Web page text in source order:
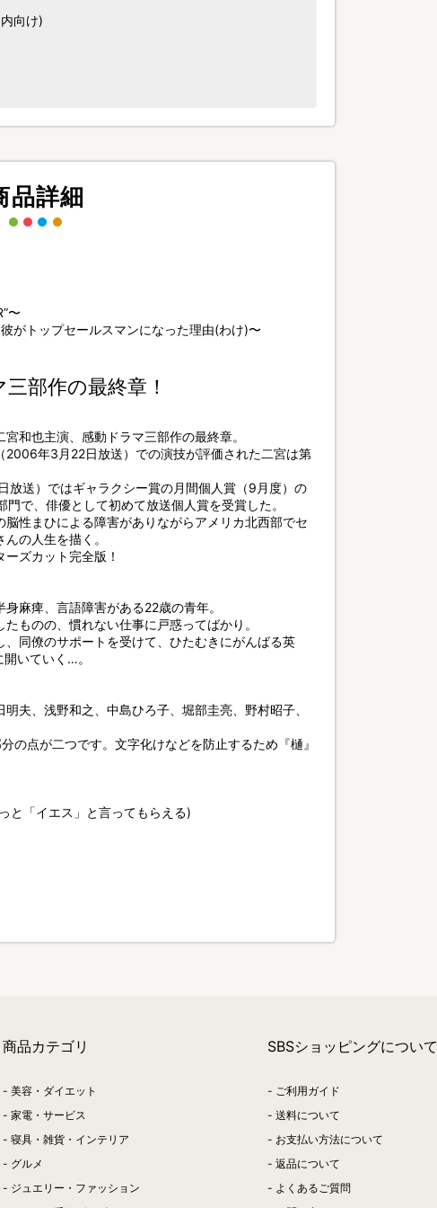
向け)
品詳細
〜
がトップセールスマンになった理由(わけ)〜
部作の最終章！
和也主演、感動ドラマ三部作の最終章。
2006年3月22日放送）での演技が評価された二宮は第
送）ではギャラクシー賞の月間個人賞（9月度）の
で、俳優として初めて放送個人賞を受賞した。
性まひによる障害がありながらアメリカ北西部でセ
の人生を描く。
ズカット完全版！
麻痺、言語障害がある22歳の青年。
ものの、慣れない仕事に戸惑ってばかり。
同僚のサポートを受けて、ひたむきにがんばる英
いていく…。
夫、浅野和之、中島ひろ子、堀部圭亮、野村昭子、
の点が二つです。文字化けなどを防止するため『樋』
と「イエス」と言ってもらえる)
商品カテゴリ
美容・ダイエット
家電・サービス
寝具・雑貨・インテリア
グルメ
ジュエリー・ファッション
SBSショッピングについて
ご利用ガイド
送料について
お支払い方法について
返品について
よくあるご質問